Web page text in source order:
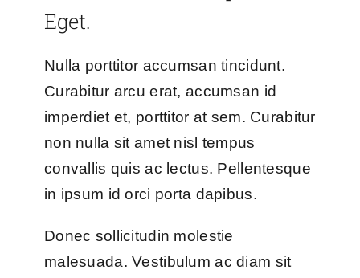
Eget.
Nulla porttitor accumsan tincidunt.
Curabitur arcu erat, accumsan id
imperdiet et, porttitor at sem. Curabitur
non nulla sit amet nisl tempus
convallis quis ac lectus. Pellentesque
in ipsum id orci porta dapibus.
Donec sollicitudin molestie
malesuada. Vestibulum ac diam sit